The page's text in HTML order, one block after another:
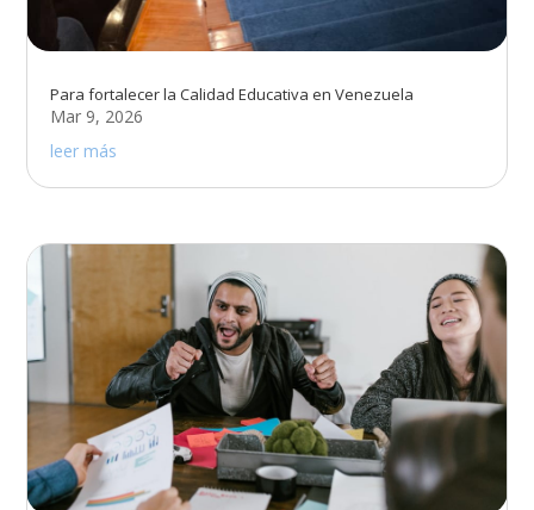
Para fortalecer la Calidad Educativa en Venezuela
Mar 9, 2026
leer más